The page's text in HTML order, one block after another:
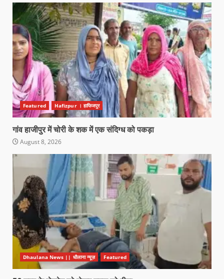
Featured Hafizpur । हाफिजपुर
गांव हाजीपुर में चोरी के शक में एक संदिग्ध को पकड़ा
August 8, 2026
Dhaulana News || धौलाना न्यूज़ Featured